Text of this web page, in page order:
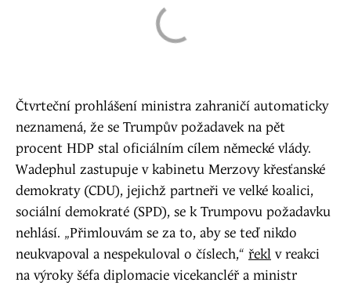
Čtvrteční prohlášení ministra zahraničí automaticky
neznamená, že se Trumpův požadavek na pět
procent HDP stal oficiálním cílem německé vlády.
Wadephul zastupuje v kabinetu Merzovy křesťanské
demokraty (CDU), jejichž partneři ve velké koalici,
sociální demokraté (SPD), se k Trumpovu požadavku
nehlásí. „Přimlouvám se za to, aby se teď nikdo
neukvapoval a nespekuloval o číslech,“ řekl v reakci
na výroky šéfa diplomacie vicekancléř a ministr